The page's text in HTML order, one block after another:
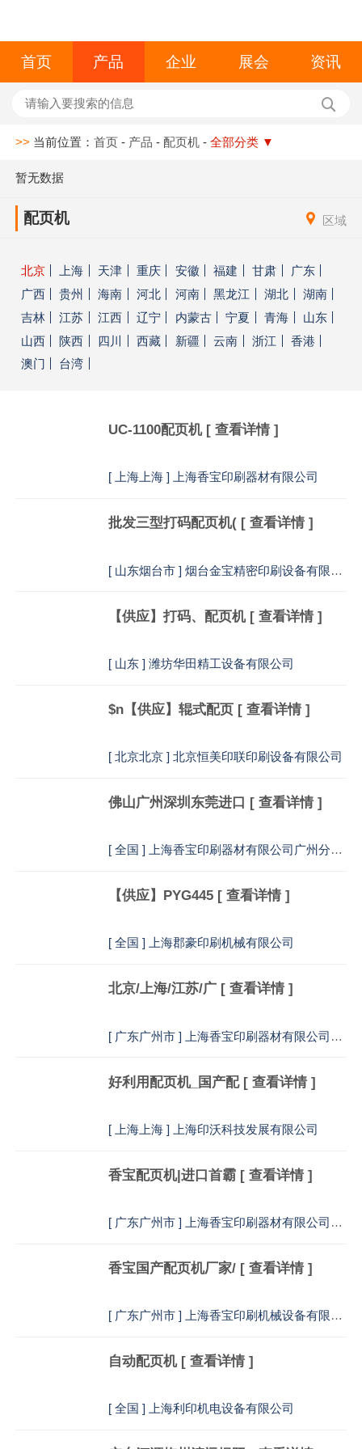
首页 产品 企业 展会 资讯
>> 当前位置：首页 - 产品 -配页机 -全部分类 ▼
暂无数据
配页机 区域
北京 上海 天津 重庆 安徽 福建 甘肃
广东
广西
贵州 海南 河北 河南 黑龙江 湖北
湖南
吉林
江苏 江西 辽宁 内蒙古 宁夏 青海
山东
山西
陕西 四川 西藏 新疆 云南 浙江
香港
澳门
台湾
UC-1100配页机 [ 查看详情 ]
[ 上海上海 ] 上海香宝印刷器材有限公司
批发三型打码配页机( [ 查看详情 ]
[ 山东烟台市 ] 烟台金宝精密印刷设备有限公司
【供应】打码、配页机 [ 查看详情 ]
[ 山东 ] 潍坊华田精工设备有限公司
$n【供应】辊式配页 [ 查看详情 ]
[ 北京北京 ] 北京恒美印联印刷设备有限公司
佛山广州深圳东莞进口 [ 查看详情 ]
[ 全国 ] 上海香宝印刷器材有限公司广州分公司
【供应】PYG445 [ 查看详情 ]
[ 全国 ] 上海郡豪印刷机械有限公司
北京/上海/江苏/广 [ 查看详情 ]
[ 广东广州市 ] 上海香宝印刷器材有限公司销售部
好利用配页机_国产配 [ 查看详情 ]
[ 上海上海 ] 上海印沃科技发展有限公司
香宝配页机|进口首霸 [ 查看详情 ]
[ 广东广州市 ] 上海香宝印刷器材有限公司销售部
香宝国产配页机厂家/ [ 查看详情 ]
[ 广东广州市 ] 上海香宝印刷机械设备有限公司销售部
自动配页机 [ 查看详情 ]
[ 全国 ] 上海利印机电设备有限公司